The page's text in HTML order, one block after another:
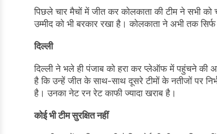
पिछले चार मैचों में जीत कर कोलकाता की टीम ने सभी
उम्मीद को भी बरकार रखा है। कोलकाता ने अभी तक
दिल्ली
दिल्ली ने भले ही पंजाब को हरा कर प्लेऑफ में पहुंचने की
है कि उन्हें जीत के साथ-साथ दूसरे टीमों के नतीजों पर
है। उनका नेट रन रेट काफी ज्यादा खराब है।
कोई भी टीम सुरक्षित नहीं